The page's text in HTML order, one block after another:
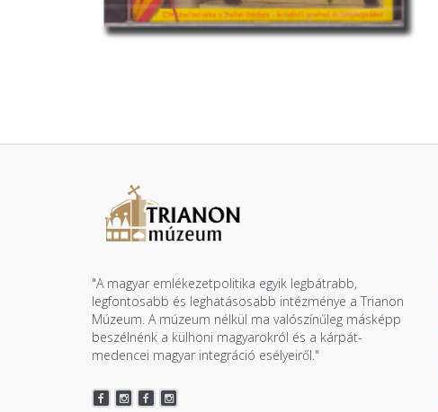
"A magyar emlékezetpolitika egyik legbátrabb,
legfontosabb és leghatásosabb intézménye a Trianon
Múzeum. A múzeum nélkül ma valószínűleg másképp
beszélnénk a külhoni magyarokról és a kárpát-
medencei magyar integráció esélyeiről."